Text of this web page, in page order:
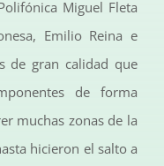
Miguel Fleta
Emilio Reina e
de gran calidad que
de forma
muchas zonas de la
hicieron el salto a